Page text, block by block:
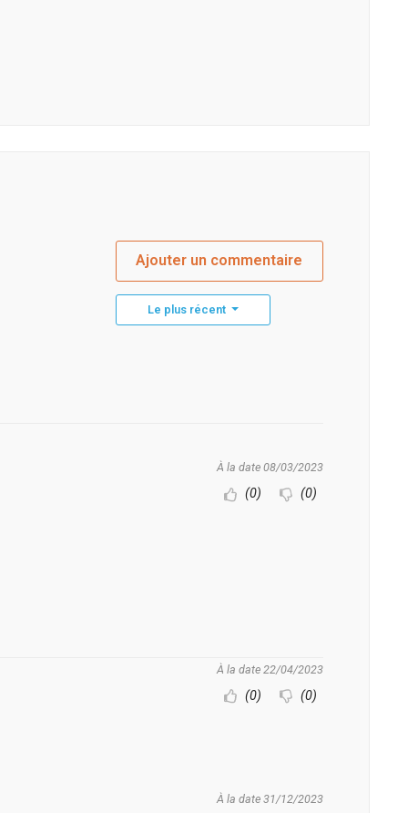
Ajouter un commentaire
Le plus récent
À la date 08/03/2023
(0) (0)
À la date 22/04/2023
(0) (0)
À la date 31/12/2023